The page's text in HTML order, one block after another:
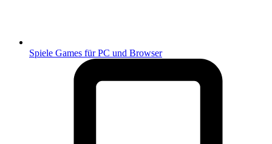
Spiele Games für PC und Browser